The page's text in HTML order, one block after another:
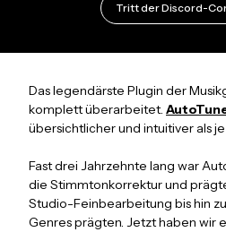
Tritt der Discord-
Das legendärste Plugin der
komplett überarbeitet.
übersichtlicher und intuitiver als je
Fast drei Jahrzehnte lang war
die Stimmtonkorrektur und
Studio-Feinbearbeitung bis hin
Genres prägten. Jetzt haben wir